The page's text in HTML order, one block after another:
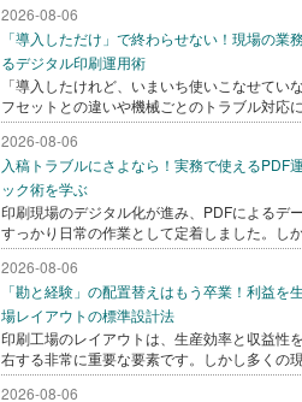
2026-08-06
「導入しただけ」で終わらせない！現場の業
るデジタル印刷運用術
「導入したけれど、いまいち使いこなせてい
フセットとの違いや機械ごとのトラブル対応
2026-08-06
入稿トラブルにさよなら！実務で使えるPDF
ック術を学ぶ
印刷現場のデジタル化が進み、PDFによるデ
すっかり日常の作業として定着しました。し
2026-08-06
「勘と経験」の配置替えはもう卒業！利益を
場レイアウトの標準設計法
印刷工場のレイアウトは、生産効率と収益性
右する非常に重要な要素です。しかし多くの
2026-08-06